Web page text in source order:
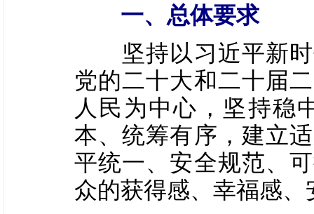
一、总体要求
坚持以习近平新时
党的二十大和二十届
人民为中心，坚持稳
本、统筹有序，建立
平统一、安全规范、
众的获得感、幸福感、